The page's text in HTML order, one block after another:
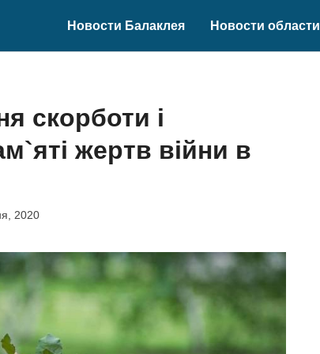
Новости Балаклея Новости области
скорботи і
жертв війни в
2020